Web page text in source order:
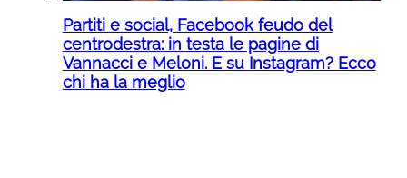
Partiti e social, Facebook feudo del
centrodestra: in testa le pagine di
Vannacci e Meloni. E su Instagram? Ecco
chi ha la meglio